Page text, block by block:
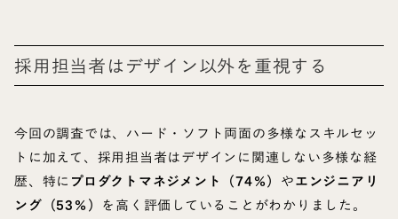
採用担当者はデザイン以外を重視する
今回の調査では、ハード・ソフト両面の多様なスキルセッ
トに加えて、採用担当者はデザインに関連しない多様な経
歴、特にプロダクトマネジメント（74％） やエンジニアリ
ング（53％） を高く評価していることがわかりました。